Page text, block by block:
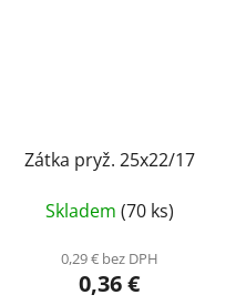
Zátka pryž. 25x22/17
Skladem (70 ks)
0,29 € bez DPH
0,36 €